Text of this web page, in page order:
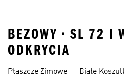
BEZOWY • SL 72 I
ODKRYCIA
Płaszcze Zimowe Białe